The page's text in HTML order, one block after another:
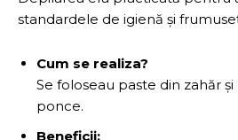
standardele de igienă și
Cum se realiza?
Se foloseau paste din zahăr
ponce.
Beneficii: